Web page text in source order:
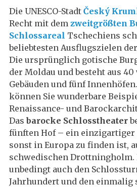
Die UNESCO-Stadt Český
Recht mit dem zweitgrößten
Schlossareal Tschechiens
beliebtesten Ausflugszielen
Die ursprünglich gotische
der Moldau und besteht aus
Gebäuden und fünf
können Sie wunderbare
Renaissance- und
Das barocke Schlosstheater
fünften Hof – ein einzigartiger
sonst in Europa zu finden ist,
schwedischen Drottningholm.
unbedingt auch den
Jahrhundert und den einmalig